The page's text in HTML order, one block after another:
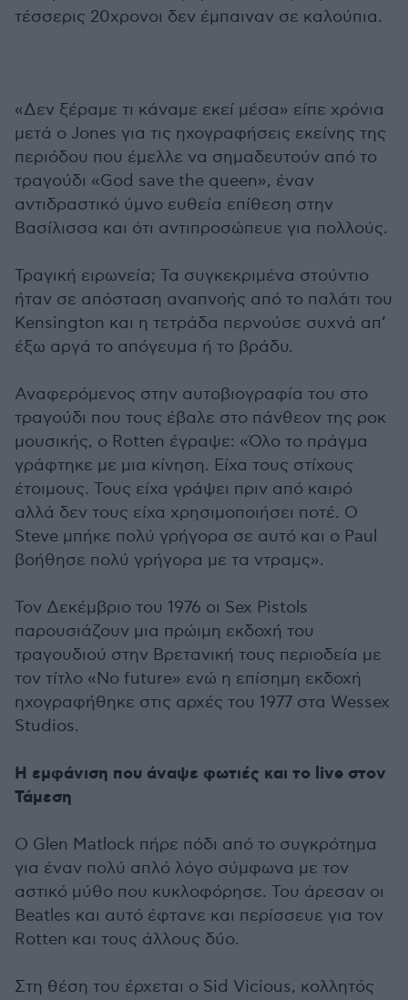
τέσσερις 20χρονοι δεν έμπαιναν σε καλούπια.
«Δεν ξέραμε τι κάναμε εκεί μέσα» είπε χρόνια
μετά ο Jones για τις ηχογραφήσεις εκείνης της
περιόδου που έμελλε να σημαδευτούν από το
τραγούδι «God save the queen», έναν
αντιδραστικό ύμνο ευθεία επίθεση στην
Βασίλισσα και ότι αντιπροσώπευε για πολλούς.
Τραγική ειρωνεία; Τα συγκεκριμένα στούντιο
ήταν σε απόσταση αναπνοής από το παλάτι του
Kensington και η τετράδα περνούσε συχνά απ’
έξω αργά το απόγευμα ή το βράδυ.
Αναφερόμενος στην αυτοβιογραφία του στο
τραγούδι που τους έβαλε στο πάνθεον της ροκ
μουσικής, ο Rotten έγραψε: «Όλο το πράγμα
γράφτηκε με μια κίνηση. Είχα τους στίχους
έτοιμους. Τους είχα γράψει πριν από καιρό
αλλά δεν τους είχα χρησιμοποιήσει ποτέ. Ο
Steve μπήκε πολύ γρήγορα σε αυτό και ο Paul
βοήθησε πολύ γρήγορα με τα ντραμς».
Τον Δεκέμβριο του 1976 οι Sex Pistols
παρουσιάζουν μια πρώιμη εκδοχή του
τραγουδιού στην Βρετανική τους περιοδεία με
τον τίτλο «No future» ενώ η επίσημη εκδοχή
ηχογραφήθηκε στις αρχές του 1977 στα Wessex
Studios.
Η εμφάνιση που άναψε φωτιές και το live στον
Τάμεση
Ο Glen Matlock πήρε πόδι από το συγκρότημα
για έναν πολύ απλό λόγο σύμφωνα με τον
αστικό μύθο που κυκλοφόρησε. Του άρεσαν οι
Beatles και αυτό έφτανε και περίσσευε για τον
Rotten και τους άλλους δύο.
Στη θέση του έρχεται ο Sid Vicious, κολλητός